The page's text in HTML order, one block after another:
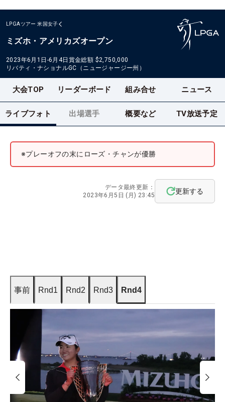
LPGAツアー 米国女子
ミズホ・アメリカズオープン
2023年6月1日-6月4日 賞金総額 $2,750,000
リバティ・ナショナルGC（ニュージャージー州）
大会TOP リーダーボード 組み合せ ニュース
ライブフォト 出場選手 概要など TV放送予定
※プレーオフの末にローズ・チャンが優勝
データ最終更新：
2023年6月5日 (月) 23:45
更新する
事前 Rnd1 Rnd2 Rnd3 Rnd4